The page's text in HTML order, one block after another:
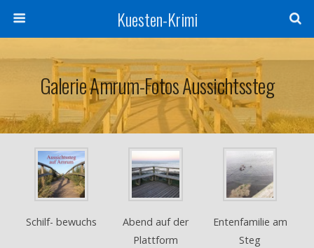
Kuesten-Krimi
Galerie Amrum-Fotos Aussichtssteg
Schilf- bewuchs
Abend auf der
Plattform
Entenfamilie am
Steg